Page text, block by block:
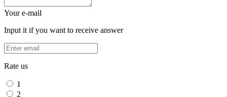
Your e-mail
Input it if you want to receive answer
Rate us
1
2